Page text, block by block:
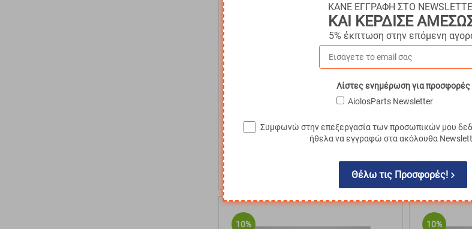
€54.18
Με ΦΠΑ
Σύγκριση
Κωδικός:
10% 10%
ΚΑΝΕ ΕΓΓΡΑΦΗ ΣΤΟ
ΚΑΙ ΚΕΡΔΙΣΕ
5% έκπτωση στην επόμενη
Λίστες ενημέρωση για προσφορές
AiolosParts Newsletter
Συμφωνώ στην επεξεργασία των προσωπικών μου
ήθελα να εγγραφώ στα ακόλουθα
Θέλω τις Προσφορές!